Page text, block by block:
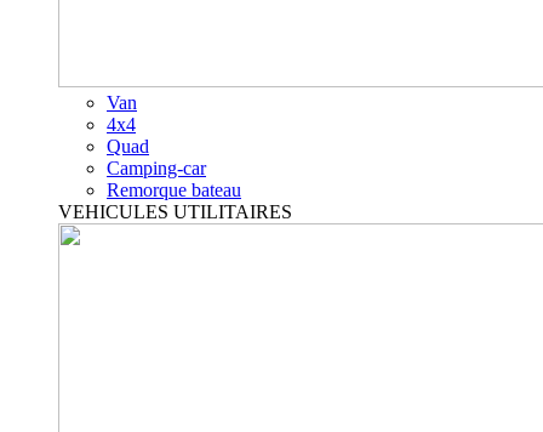
Van
4x4
Quad
Camping-car
Remorque bateau
VEHICULES UTILITAIRES